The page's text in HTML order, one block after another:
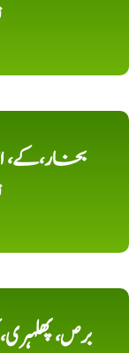
بخار،کے،
برص،